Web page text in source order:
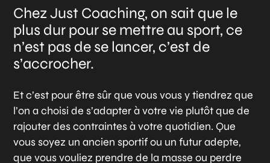
Chez Just Coaching, on sait que le
plus dur pour se mettre au sport, ce
n’est pas de se lancer, c’est de
s’accrocher.
Et c’est pour être sûr que vous vous y tiendrez que
l’on a choisi de s’adapter à votre vie plutôt que de
rajouter des contraintes à votre quotidien. Que
vous soyez un ancien sportif ou un futur adepte,
que vous vouliez prendre de la masse ou perdre